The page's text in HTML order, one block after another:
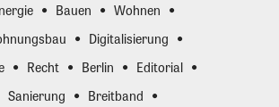
Bauen
Wohnen
Digitalisierung
Recht Berlin
Editorial
Sanierung
Breitband